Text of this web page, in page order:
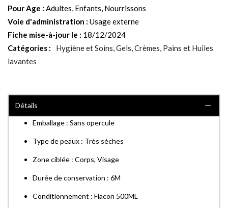
Pour Age : Adultes, Enfants, Nourrissons
Voie d'administration : Usage externe
Fiche mise-à-jour le : 18/12/2024
Catégories :
Hygiène et Soins Gels, Crèmes, Pains et Huiles
lavantes
Détails
Emballage : Sans opercule
Type de peaux : Très sèches
Zone ciblée : Corps, Visage
Durée de conservation : 6M
Conditionnement : Flacon 500ML